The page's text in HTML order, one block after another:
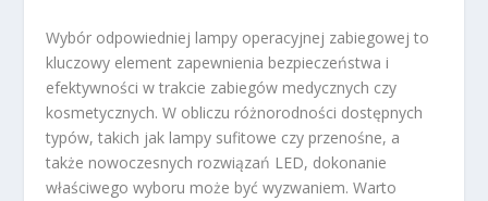
Wybór odpowiedniej lampy operacyjnej zabiegowej to
kluczowy element zapewnienia bezpieczeństwa i
efektywności w trakcie zabiegów medycznych czy
kosmetycznych. W obliczu różnorodności dostępnych
typów, takich jak lampy sufitowe czy przenośne, a
także nowoczesnych rozwiązań LED, dokonanie
właściwego wyboru może być wyzwaniem. Warto